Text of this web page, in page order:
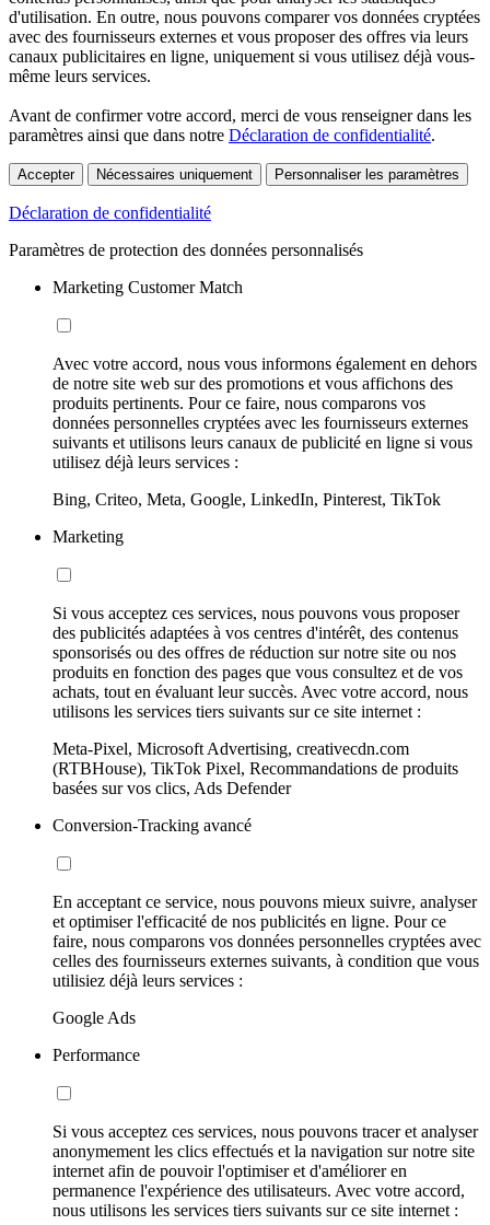
d'utilisation. En outre, nous pouvons comparer vos données cryptées
avec des fournisseurs externes et vous proposer des offres via leurs
canaux publicitaires en ligne, uniquement si vous utilisez déjà vous-
même leurs services.
Avant de confirmer votre accord, merci de vous renseigner dans les
paramètres ainsi que dans notre Déclaration de confidentialité.
Accepter Nécessaires uniquement Personnaliser les paramètres
Déclaration de confidentialité
Paramètres de protection des données personnalisés
Marketing Customer Match
Avec votre accord, nous vous informons également en dehors
de notre site web sur des promotions et vous affichons des
produits pertinents. Pour ce faire, nous comparons vos
données personnelles cryptées avec les fournisseurs externes
suivants et utilisons leurs canaux de publicité en ligne si vous
utilisez déjà leurs services :
Bing, Criteo, Meta, Google, LinkedIn, Pinterest, TikTok
Marketing
Si vous acceptez ces services, nous pouvons vous proposer
des publicités adaptées à vos centres d'intérêt, des contenus
sponsorisés ou des offres de réduction sur notre site ou nos
produits en fonction des pages que vous consultez et de vos
achats, tout en évaluant leur succès. Avec votre accord, nous
utilisons les services tiers suivants sur ce site internet :
Meta-Pixel, Microsoft Advertising, creativecdn.com
(RTBHouse), TikTok Pixel, Recommandations de produits
basées sur vos clics, Ads Defender
Conversion-Tracking avancé
En acceptant ce service, nous pouvons mieux suivre, analyser
et optimiser l'efficacité de nos publicités en ligne. Pour ce
faire, nous comparons vos données personnelles cryptées avec
celles des fournisseurs externes suivants, à condition que vous
utilisiez déjà leurs services :
Google Ads
Performance
Si vous acceptez ces services, nous pouvons tracer et analyser
anonymement les clics effectués et la navigation sur notre site
internet afin de pouvoir l'optimiser et d'améliorer en
permanence l'expérience des utilisateurs. Avec votre accord,
nous utilisons les services tiers suivants sur ce site internet :